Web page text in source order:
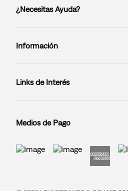
¿Necesitas Ayuda?
Información
Links de Interés
Medios de Pago